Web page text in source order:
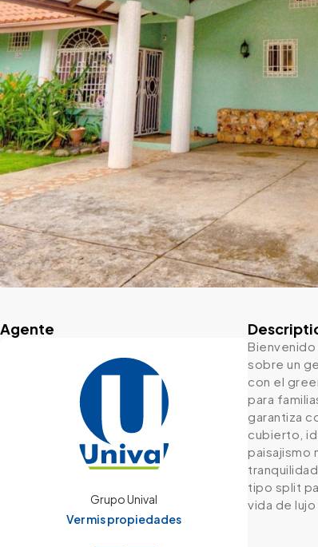
Agente
Grupo Unival
Ver mis propiedades
sobre un
con el
para
garantiza
cubierto,
paisajismo
tipo split
vida de